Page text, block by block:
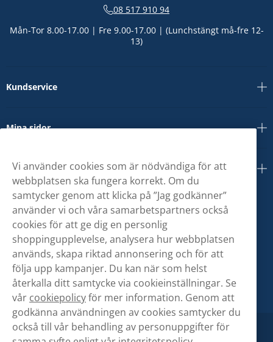
08 517 910 94
Mån-Tor 8.00-17.00 | Fre 9.00-17.00 | (Lunchstängt må-fre 12-
13)
Kundservice
Mina sidor
Om oss
Vi använder cookies som är nödvändiga för att
webbplatsen ska fungera korrekt. Om du
samtycker genom att klicka på ”Jag godkänner”
använder vi och våra samarbetspartners också
cookies för att ge dig en personlig
shoppingupplevelse, analysera hur webbplatsen
används, skapa riktad annonsering och för att
följa upp kampanjer. Du kan när som helst
återkalla ditt samtycke via cookieinställningar. Se
vår cookiepolicyför mer information. Genom att
godkänna användningen av cookies samtycker du
också till vår behandling av personuppgifter för